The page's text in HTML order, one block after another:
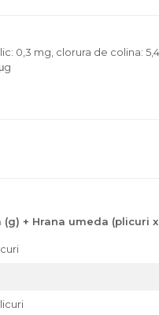
0,3 mg, clorura de colina:
(g) + Hrana umeda (plicuri